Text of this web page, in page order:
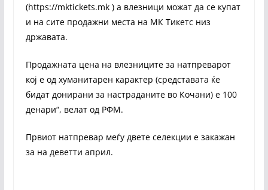
(https://mktickets.mk ) а влезници можат да се купат
и на сите продажни места на МК Тикетс низ
државата.
Продажната цена на влезниците за натпреварот
кој е од хуманитарен карактер (средставата ќе
бидат донирани за настраданите во Кочани) е 100
денари“, велат од РФМ.
Првиот натпревар меѓу двете селекции е закажан
за на деветти април.